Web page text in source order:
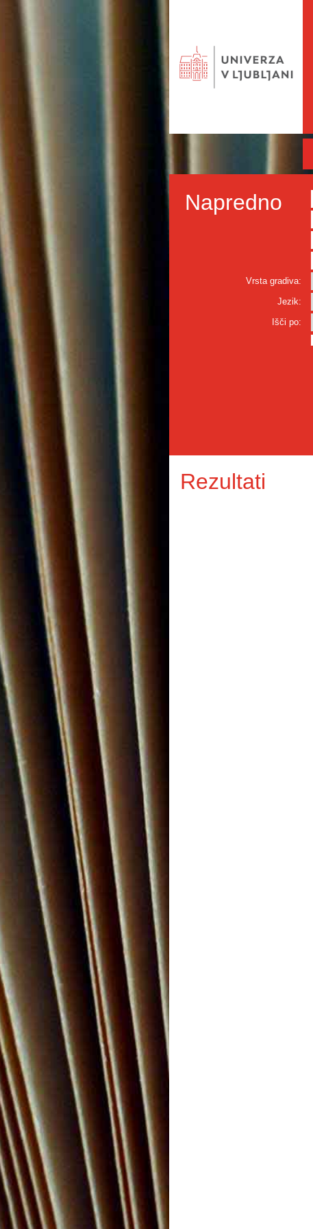
Napredno
Vrsta gradiva:
Jezik:
Išči po:
Rezultati